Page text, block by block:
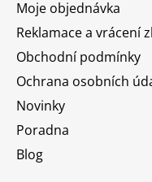
Moje objednávka
Reklamace a vrácení
Obchodní podmínky
Ochrana osobních
Novinky
Poradna
Blog